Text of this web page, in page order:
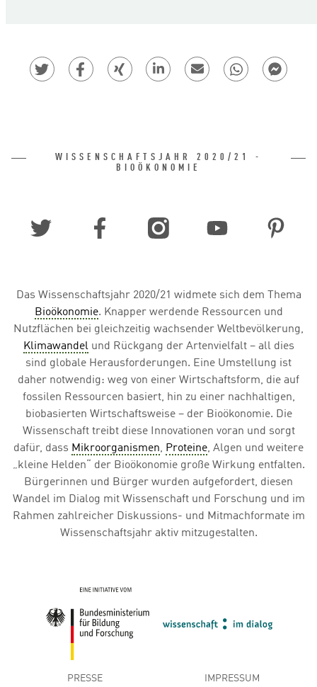
WISSENSCHAFTSJAHR 2020/21 -
BIOÖKONOMIE
Das Wissenschaftsjahr 2020/21 widmete sich dem Thema
Bioökonomie. Knapper werdende Ressourcen und
Nutzflächen bei gleichzeitig wachsender Weltbevölkerung,
Klimawandelund Rückgang der Artenvielfalt – all dies
sind globale Herausforderungen. Eine Umstellung ist
daher notwendig: weg von einer Wirtschaftsform, die auf
fossilen Ressourcen basiert, hin zu einer nachhaltigen,
biobasierten Wirtschaftsweise – der Bioökonomie. Die
Wissenschaft treibt diese Innovationen voran und sorgt
dafür, dass Mikroorganismen, Proteine, Algen und weitere
„kleine Helden“ der Bioökonomie große Wirkung entfalten.
Bürgerinnen und Bürger wurden aufgefordert, diesen
Wandel im Dialog mit Wissenschaft und Forschung und im
Rahmen zahlreicher Diskussions- und Mitmachformate im
Wissenschaftsjahr aktiv mitzugestalten.
Metanavigation
PRESSE IMPRESSUM